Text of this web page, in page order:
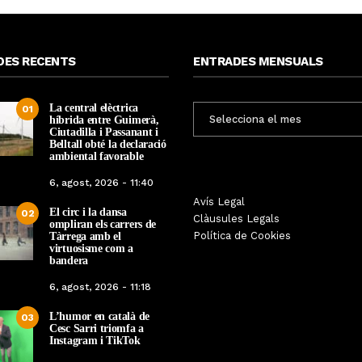
RECENTS
01
La central elèctrica
híbrida entre Guimerà,
Ciutadilla i Passanant i
Belltall obté la declaració
ambiental favorable
6, agost, 2026 - 11:40
02
El circ i la dansa
ompliran els carrers de
Tàrrega amb el
virtuosisme com a
bandera
6, agost, 2026 - 11:18
03
L’humor en català de
Cesc Sarri triomfa a
Instagram i TikTok
ENTRADES MENSUALS
MENSUALS
Avís Legal
Clàusules Legals
Política de Cookies
Les Gastrosàvies protagonitzen
una gran trobada al Món Sant
Benet que referma el valor de la
cuina tradicional
27, novembre, 2025 - 08:28
El respecte a la
protagonista de la
Cinema Espiritual de